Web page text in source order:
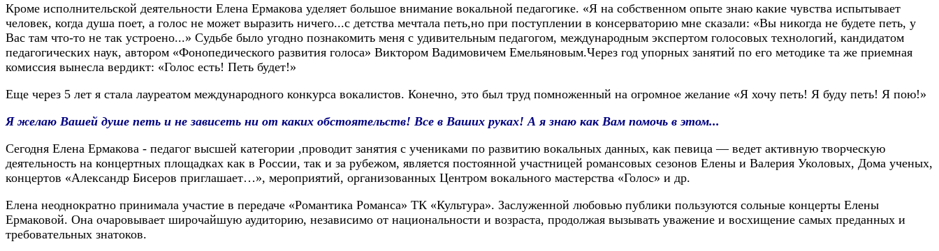
Кроме исполнительской деятельности Елена Ермакова уделяет большое внимание вокальной педагогике. «Я на собственном опыте знаю какие чувства испытывает
человек, когда душа поет, а голос не может выразить ничего...с детства мечтала петь,но при поступлении в консерваторию мне сказали: «Вы никогда не будете петь, у
Вас там что-то не так устроено...» Судьбе было угодно познакомить меня с удивительным педагогом, международным экспертом голосовых технологий, кандидатом
педагогических наук, автором «Фонопедического развития голоса» Виктором Вадимовичем Емельяновым.Через год упорных занятий по его методике та же приемная
комиссия вынесла вердикт: «Голос есть! Петь будет!»
Еще через 5 лет я стала лауреатом международного конкурса вокалистов. Конечно, это был труд помноженный на огромное желание «Я хочу петь! Я буду петь! Я пою!»
Я желаю Вашей душе петь и не зависеть ни от каких обстоятельств! Все в Ваших руках! А я знаю как Вам помочь в этом...
Сегодня Елена Ермакова - педагог высшей категории ,проводит занятия с учениками по развитию вокальных данных, как певица — ведет активную творческую
деятельность на концертных площадках как в России, так и за рубежом, является постоянной участницей романсовых сезонов Елены и Валерия Уколовых, Дома ученых,
концертов «Александр Бисеров приглашает…», мероприятий, организованных Центром вокального мастерства «Голос» и др.
Елена неоднократно принимала участие в передаче «Романтика Романса» ТК «Культура». Заслуженной любовью публики пользуются сольные концерты Елены
Ермаковой. Она очаровывает широчайшую аудиторию, независимо от национальности и возраста, продолжая вызывать уважение и восхищение самых преданных и
требовательных знатоков.